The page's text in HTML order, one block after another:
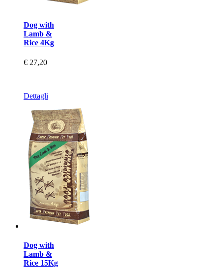
Dog with
Lamb &
Rice 4Kg
€ 27,20
Dettagli
Dog with
Lamb &
Rice 15Kg